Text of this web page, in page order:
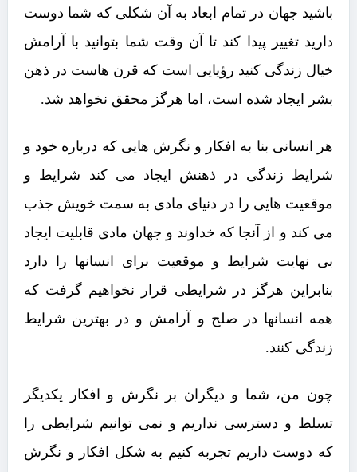
باشید جهان در تمام ابعاد به آن شکلی که شما دوست
دارید تغییر پیدا کند تا آن وقت شما بتوانید با آرامش
خیال زندگی کنید رؤیایی است که قرن هاست در ذهن
بشر ایجاد شده است، اما هرگز محقق نخواهد شد.
هر انسانی بنا به افکار و نگرش هایی که درباره خود و
شرایط زندگی در ذهنش ایجاد می کند شرایط و
موقعیت هایی را در دنیای مادی به سمت خویش جذب
می کند و از آنجا که خداوند و جهان مادی قابلیت ایجاد
بی نهایت شرایط و موقعیت برای انسانها را دارد
بنابراین هرگز در شرایطی قرار نخواهیم گرفت که
همه انسانها در صلح و آرامش و در بهترین شرایط
زندگی کنند.
چون من، شما و دیگران بر نگرش و افکار یکدیگر
تسلط و دسترسی نداریم و نمی توانیم شرایطی را
که دوست داریم تجربه کنیم به شکل افکار و نگرش